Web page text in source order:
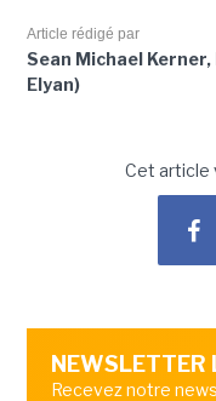
Article rédigé par
Sean Michael
Elyan)
Cet article
NEWSLETTER
Recevez notre